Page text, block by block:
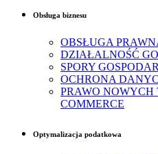
Obsługa biznesu
OBSŁUGA
DZIAŁALNOŚĆ
SPORY
OCHRONA
PRAWO
COMMERCE
Optymalizacja podatkowa